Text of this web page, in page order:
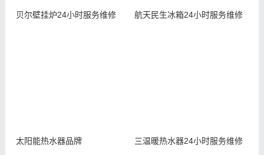
贝尔壁挂炉24小时服务维修 航天民生冰箱24小时服务维修
太阳能热水器品牌 三温暖热水器24小时服务维修